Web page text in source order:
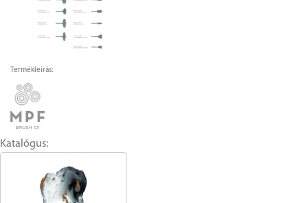
Termékleírás:
Katalógus: